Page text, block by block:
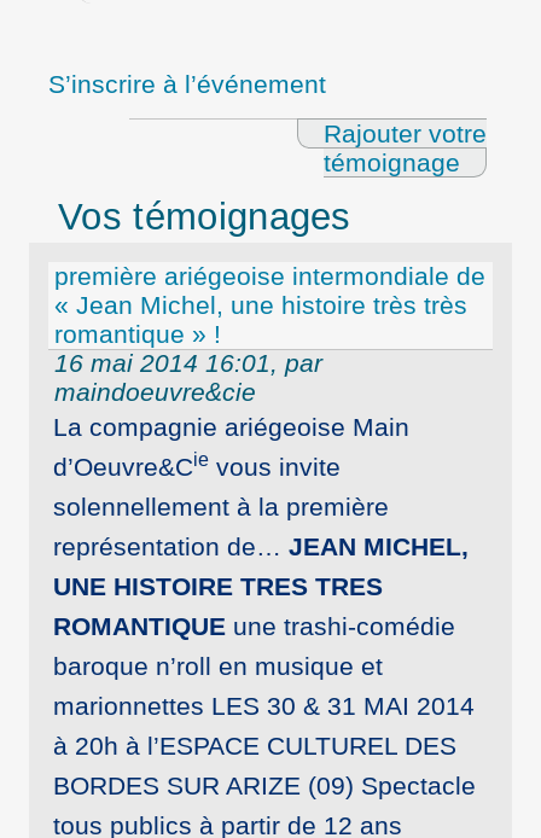
S’inscrire à l’événement
Rajouter votre
témoignage
Vos témoignages
première ariégeoise intermondiale de
« Jean Michel, une histoire très très
romantique » !
16 mai 2014 16:01, par
maindoeuvre&cie
La compagnie ariégeoise Main
d’Oeuvre&Cievous invite
solennellement à la première
représentation de… JEAN MICHEL,
UNE HISTOIRE TRES TRES
ROMANTIQUE ​ une trashi-comédie
baroque n’roll en musique et
marionnettes LES 30 & 31 MAI 2014
à 20h à l’ESPACE CULTUREL DES
BORDES SUR ARIZE (09) Spectacle
tous publics à partir de 12 ans